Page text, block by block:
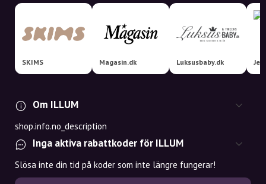
SKIMS Magasin.dk Luksusbaby.dk
Om ILLUM
shop.info.no_description
Inga aktiva rabattkoder för ILLUM
Slösa inte din tid på koder som inte längre fungerar!